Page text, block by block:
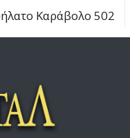
Καράβολο 502